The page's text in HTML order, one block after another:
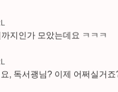
지인가 모았는데요 ㅋㅋㅋ
, 독서괭님? 이제 어쩌실거